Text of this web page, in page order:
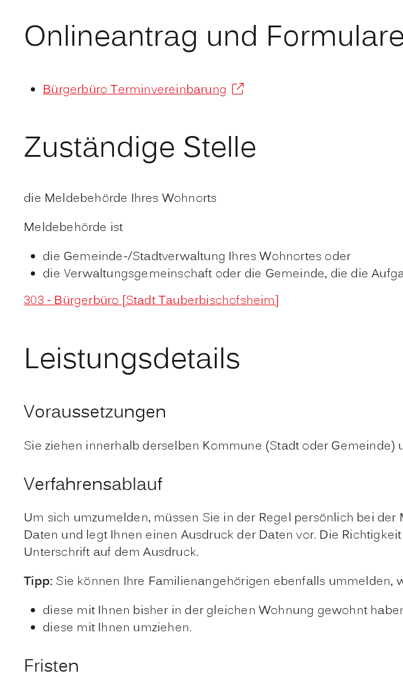
Onlineantrag und Formulare
Bürgerbüro Terminvereinbarung
Zuständige Stelle
die Meldebehörde Ihres Wohnorts
Meldebehörde ist
die Gemeinde-/Stadtverwaltung Ihres Wohnortes oder
die Verwaltungsgemeinschaft oder die Gemeinde, die die
303 - Bürgerbüro [Stadt Tauberbischofsheim]
Leistungsdetails
Voraussetzungen
Sie ziehen innerhalb derselben Kommune (Stadt oder Gemeinde)
Verfahrensablauf
Um sich umzumelden, müssen Sie in der Regel persönlich bei
Daten und legt Ihnen einen Ausdruck der Daten vor. Die
Unterschrift auf dem Ausdruck.
Tipp: Sie können Ihre Familienangehörigen ebenfalls ummelden,
diese mit Ihnen bisher in der gleichen Wohnung gewohnt
diese mit Ihnen umziehen.
Fristen